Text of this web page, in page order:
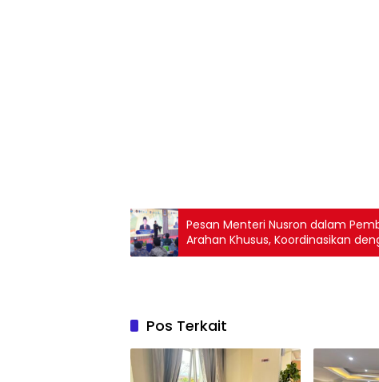
Pesan Menteri Nusron dalam
Arahan Khusus, Koordinasikan
Pos Terkait